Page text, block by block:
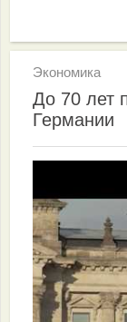
Экономика
До 70 лет
Германии